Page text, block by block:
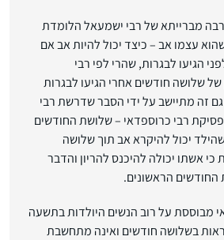
רבה מברייתא של רבי ישמעאל הלומדת
עצמו אב – כיצד יכול להיות אב אם
הגיעו לבגרות, שהרי לפי רבי
שלושה חודשים אחרי הגיעו לבגרות
גם זה מתיישב על ידי הסבר שדרשת רבי
רבי כרוספדאי – שלושת החודשים
יכול להיקרא אב תוך שלושה
כי אשתו יכולה להיכנס להריון והדבר
החודשים הראשונים.
מבוססת על רוב הנשים היולדות בתשעה
בשלושה חודשים ואינה מתחשבת